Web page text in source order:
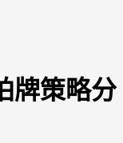
牌策略分